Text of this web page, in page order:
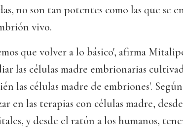
no son tan potentes como las que se
vivo.
que volver a lo básico', afirma
las células madre embrionarias
las células madre de embriones'.
en las terapias con células madre,
y desde el ratón a los humanos,